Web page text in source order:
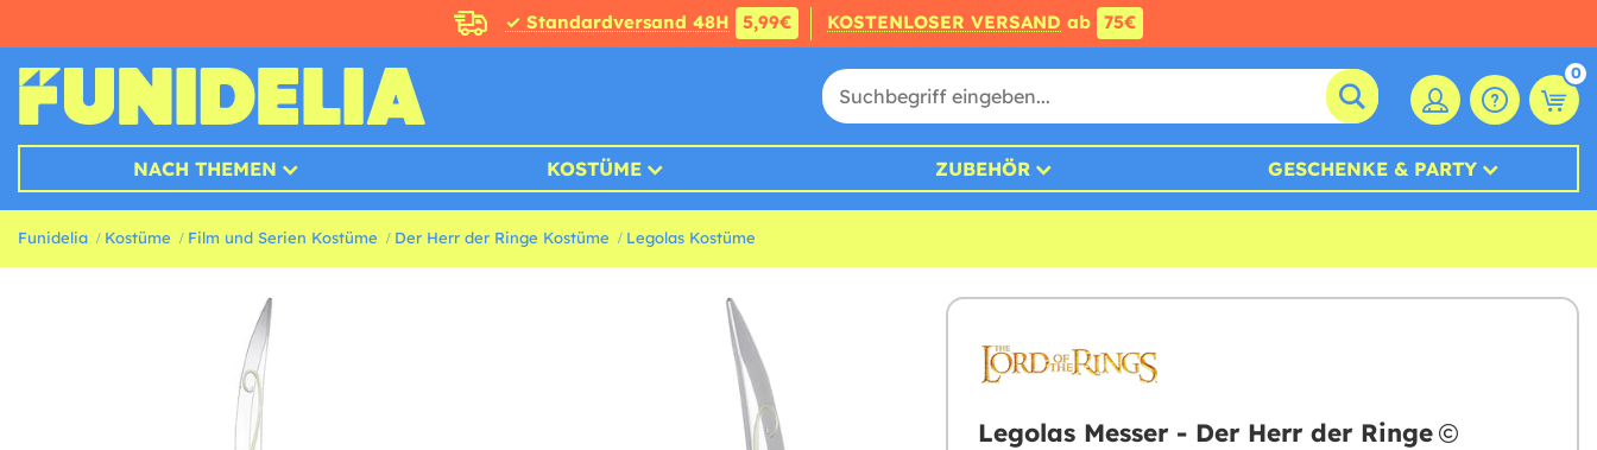
✓ Standardversand 48H 5,99€ KOSTENLOSER VERSAND ab 75€
0
NACH THEMEN KOSTÜME ZUBEHÖR GESCHENKE & PARTY
Funidelia Kostüme Film und Serien Kostüme Der Herr der Ringe Kostüme Legolas Kostüme
Legolas Messer - Der Herr der Ringe